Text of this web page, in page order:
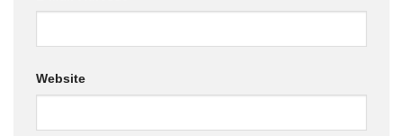
Website